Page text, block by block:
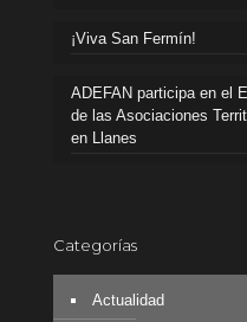
¡Viva San Fermín!
ADEFAN participa en el
de las Asociaciones
en Llanes
Categorías
Actualidad